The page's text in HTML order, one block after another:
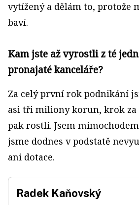
vytížený a dělám to, protože
baví.
Kam jste až vyrostli z té
pronajaté kanceláře?
Za celý první rok podnikání
asi tři miliony korun, krok za
pak rostli. Jsem
jsme dodnes v podstatě
ani dotace.
Radek Kaňovský